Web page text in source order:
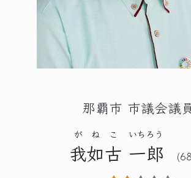
那覇市 市議会議員
我如古
がねこ
一郎
いちろう